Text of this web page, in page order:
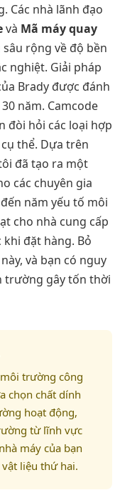
Các nhà lãnh đạo
và Mã máy quay
rộng về độ bền
nghiệt. Giải pháp
Brady được đánh
năm. Camcode
đòi hỏi các loại hợp
thể. Dựa trên
đã tạo ra một
các chuyên gia
năm yếu tố môi
cho nhà cung cấp
đặt hàng. Bỏ
và bạn có nguy
trường gây tốn thời
trường công
chọn chất dính
hoạt động,
từ lĩnh vực
máy của bạn
liệu thứ hai.